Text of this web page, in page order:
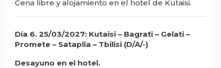
Cena libre y alojamiento en el hotel de Kutaisi.
Día 6. 25/03/2027: Kutaisi – Bagrati – Gelati –
Promete – Sataplia – Tbilisi (D/A/-)
Desayuno en el hotel.